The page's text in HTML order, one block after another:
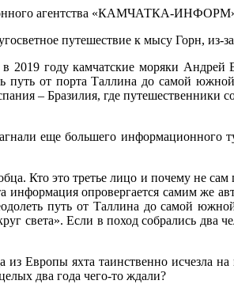
агентства «КАМЧАТКА-
путешествие к мысу Горн, из-
году камчатские моряки Андрей
путь от порта Таллина до самой
– Бразилия, где путешественники
большего информационного
Кто это третье лицо и почему не
информация опровергается самим
путь от Таллина до самой
света». Если в поход собрались два
из Европы яхта таинственно
два года чего-то ждали?